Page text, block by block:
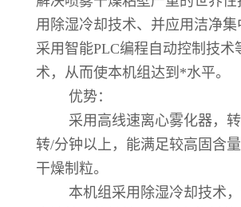
用除湿冷却技术、并应用洁净集
采用智能PLC编程自动控制技术
术，从而使本机组达到*水平。
优势：
采用高线速离心雾化器，转
转/分钟以上，能满足较高固含
干燥制粒。
本机组采用除湿冷却技术，